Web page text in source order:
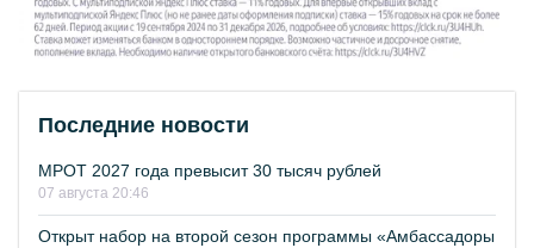
Последние новости
МРОТ 2027 года превысит 30 тысяч рублей
07 августа 20:46
Открыт набор на второй сезон программы «Амбассадоры